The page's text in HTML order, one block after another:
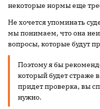
некоторые нормы еще
Не хочется упоминать
мы понимаем, что она
вопросы, которые будут
Поэтому я бы
который будет страже
придет проверка, вы
нужно.